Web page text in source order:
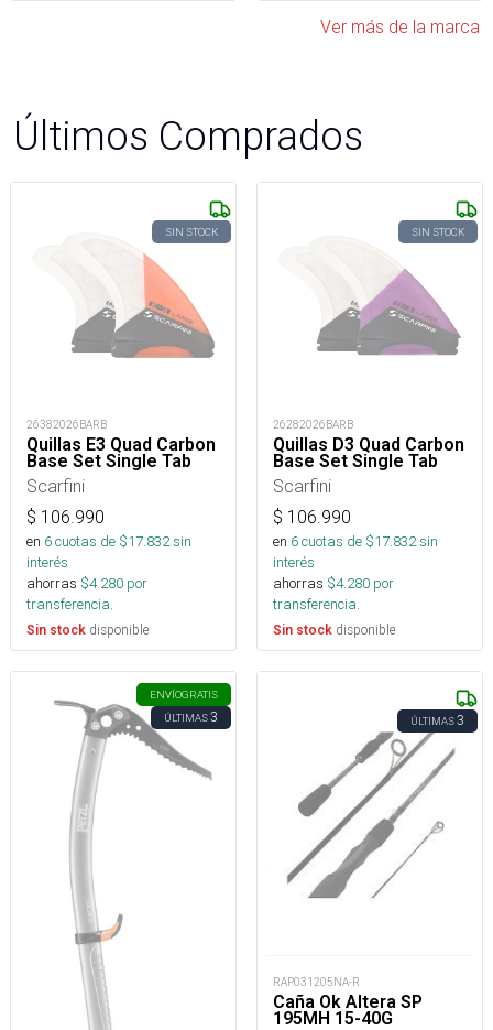
Ver más de la marca
Últimos Comprados
SIN STOCK
26382026BARB
Quillas E3 Quad Carbon
Base Set Single Tab
Scarfini
$ 106.990
en 6cuotas de $17.832sin
interés
ahorras $4.280 por
transferencia.
Sin stock disponible
SIN STOCK
26282026BARB
Quillas D3 Quad Carbon
Base Set Single Tab
Scarfini
$ 106.990
en 6cuotas de $17.832sin
interés
ahorras $4.280 por
transferencia.
Sin stock disponible
ENVÍOGRATIS
ÚLTIMAS3 ÚLTIMAS3
RAP031205NA-R
Caña Ok Altera SP
195MH 15-40G